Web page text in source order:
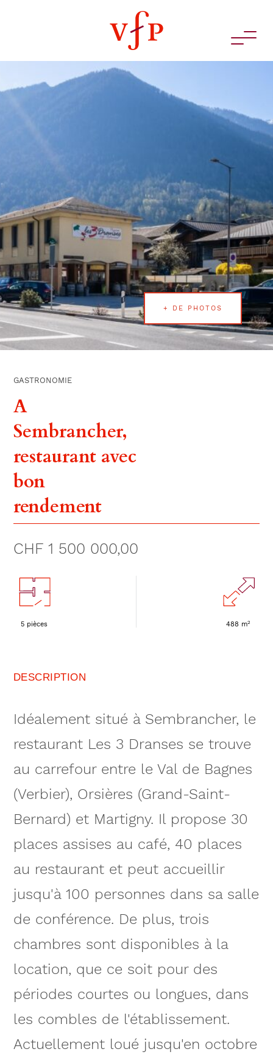
+ DE PHOTOS
GASTRONOMIE
A
Sembrancher,
restaurant avec
bon
rendement
CHF 1 500 000,00
5 pièces 488 m2
DESCRIPTION
Idéalement situé à Sembrancher, le
restaurant Les 3 Dranses se trouve
au carrefour entre le Val de Bagnes
(Verbier), Orsières (Grand-Saint-
Bernard) et Martigny. Il propose 30
places assises au café, 40 places
au restaurant et peut accueillir
jusqu'à 100 personnes dans sa salle
de conférence. De plus, trois
chambres sont disponibles à la
location, que ce soit pour des
périodes courtes ou longues, dans
les combles de l'établissement.
Actuellement loué jusqu'en octobre